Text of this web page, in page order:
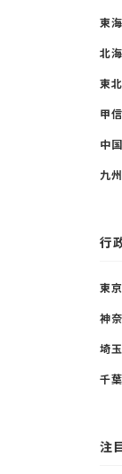
東海
北
東北
甲
中
九
行
東
神
埼
千
注